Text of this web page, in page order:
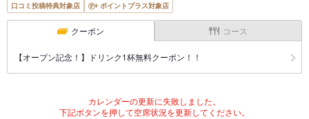
口コミ投稿特典対象店 ポイントプラス対象店
クーポン コース
【オープン記念！】ドリンク1杯無料クーポン！！
カレンダーの更新に失敗しました。
下記ボタンを押して空席状況を更新してください。